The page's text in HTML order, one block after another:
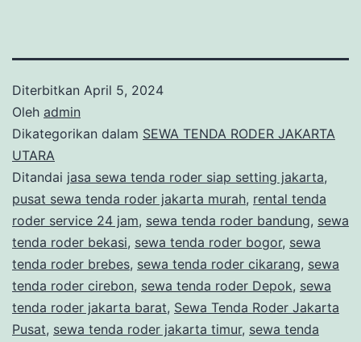
Diterbitkan April 5, 2024
Oleh admin
Dikategorikan dalam SEWA TENDA RODER JAKARTA
UTARA
Ditandai jasa sewa tenda roder siap setting jakarta,
pusat sewa tenda roder jakarta murah, rental tenda
roder service 24 jam, sewa tenda roder bandung, sewa
tenda roder bekasi, sewa tenda roder bogor, sewa
tenda roder brebes, sewa tenda roder cikarang, sewa
tenda roder cirebon, sewa tenda roder Depok, sewa
tenda roder jakarta barat, Sewa Tenda Roder Jakarta
Pusat, sewa tenda roder jakarta timur, sewa tenda